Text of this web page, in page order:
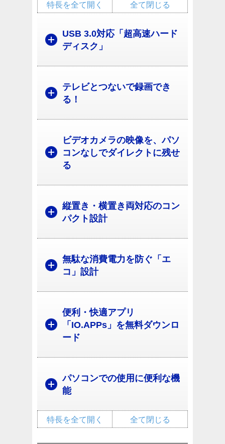
全て閉じる
特長を全て開く
USB 3.0対応「超高速ハード
ディスク」
テレビとつないで録画でき
る！
ビデオカメラの映像を、パソ
コンなしでダイレクトに残せ
る
縦置き・横置き両対応のコン
パクト設計
無駄な消費電力を防ぐ「エ
コ」設計
便利・快適アプリ
「IO.APPs」を無料ダウンロ
ード
パソコンでの使用に便利な機
能
全て閉じる
特長を全て開く